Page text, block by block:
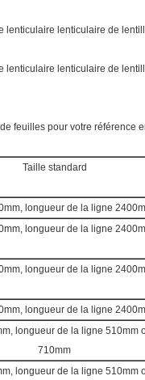
lenticulaire lenticulaire de
lenticulaire lenticulaire de
feuilles pour votre référence
Taille standard
longueur de la ligne
longueur de la ligne
longueur de la ligne
longueur de la ligne
longueur de la ligne 510mm
710mm
longueur de la ligne 510mm